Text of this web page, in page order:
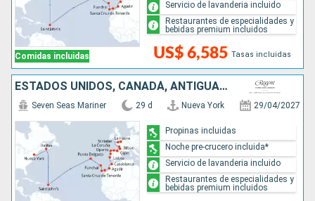
Comidas incluidas US$ 6,585 Tasas incluidas
Servicio de lavanderia incluido
Restaurantes de especialidades y
bebidas premium incluidos
ESTADOS UNIDOS, CANADÁ, ANTIGUA Y BARBUDA, MARRUECOS, PORTUGAL, ESPAÑA, FRANCIA, REINO UNIDO
Seven Seas Mariner 29 d Nueva York 29/04/2027
Propinas incluidas
Noche pre-crucero incluida*
Servicio de lavanderia incluido
Restaurantes de especialidades y
bebidas premium incluidos